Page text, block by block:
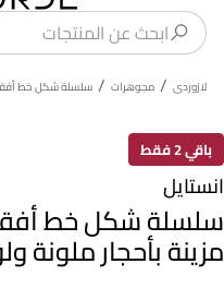
لازوردى / مجوهرات / سلسلة شكل خط أفقي ذهب عيار 18 قيراط
باقي 2 فقط
انستايل
مزينة بأحجار ملونة